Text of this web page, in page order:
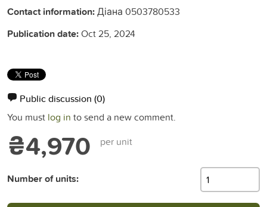
Contact information:Діана 0503780533
Publication date:Oct 25, 2024
Public discussion (0)
You must log in to send a new comment.
₴4,970 per unit
Number of units: